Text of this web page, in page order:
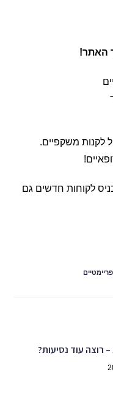
האתר!
לקנות משקפיים.
לקוחות חדשים גם
פריימטיים